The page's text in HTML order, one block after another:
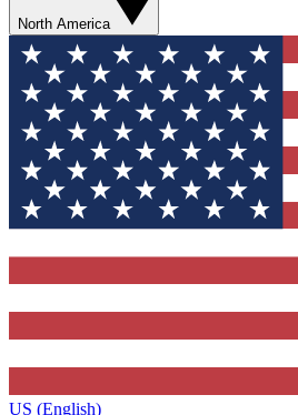
North America
US (English)